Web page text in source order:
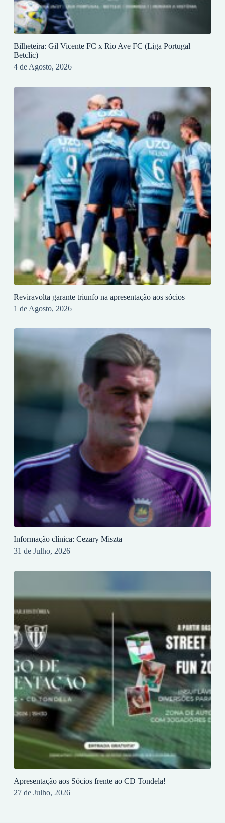
Bilheteira: Gil Vicente FC x Rio Ave FC (Liga Portugal
Betclic)
4 de Agosto, 2026
Reviravolta garante triunfo na apresentação aos sócios
1 de Agosto, 2026
Informação clínica: Cezary Miszta
31 de Julho, 2026
Apresentação aos Sócios frente ao CD Tondela!
27 de Julho, 2026